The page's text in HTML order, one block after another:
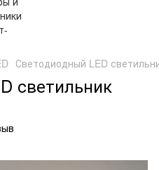
Светодиодный LED
светильник